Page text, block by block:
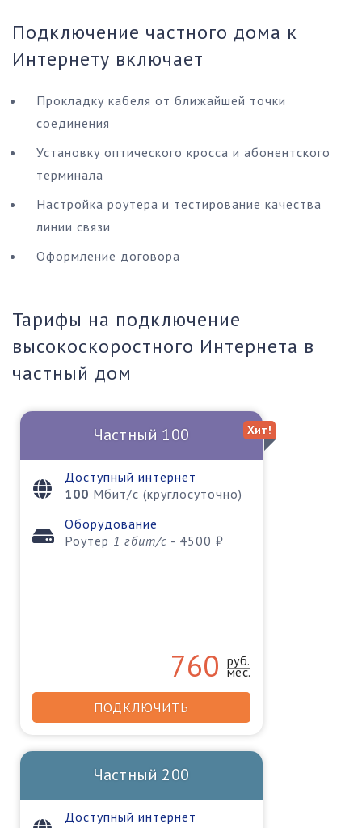
Подключение частного дома к
Интернету включает
Прокладку кабеля от ближайшей точки
соединения
Установку оптического кросса и абонентского
терминала
Настройка роутера и тестирование качества
линии связи
Оформление договора
Тарифы на подключение
высокоскоростного Интернета в
частный дом
Хит!
Частный 100
Доступный интернет
100 Мбит/с (круглосуточно)
Оборудование
Роутер 1 гбит/c - 4500 ₽
760 руб.
мес.
ПОДКЛЮЧИТЬ
Частный 200
Доступный интернет